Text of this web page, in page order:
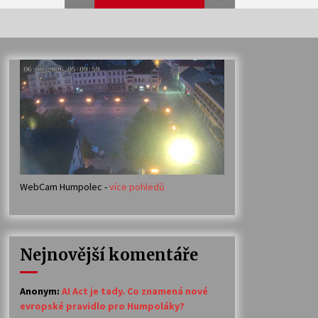
Veselí muzikanti
30. 7. 2026
Votavžatský ploty
23. 7. 2026
14. 7. 2026
30. 6. 2026
WebCam Humpolec -více pohledů
Nejnovější komentáře
Anonym: AI Act je tady. Co znamená nové
evropské pravidlo pro Humpoláky?